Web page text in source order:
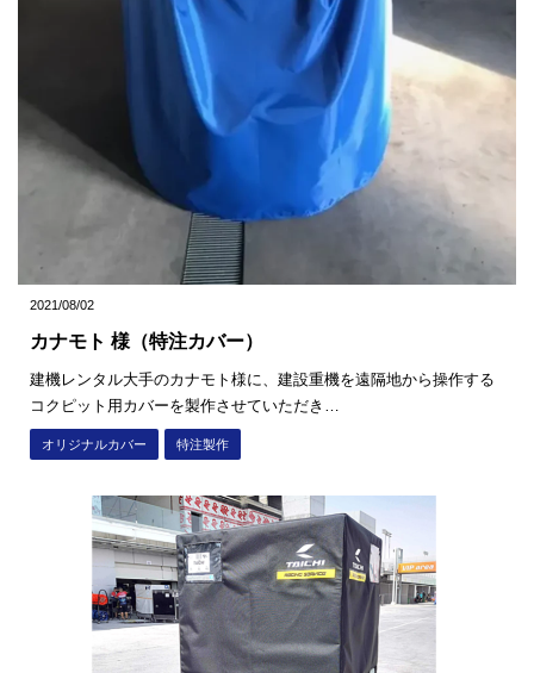
2021/08/02
カナモト 様（特注カバー）
建機レンタル大手のカナモト様に、建設重機を遠隔地から操作する
コクピット用カバーを製作させていただき…
オリジナルカバー 特注製作